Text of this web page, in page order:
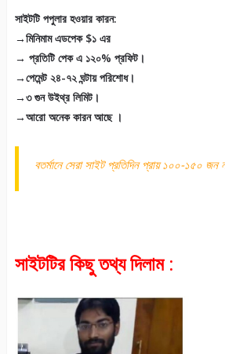
সাইটটি পপুলার হওয়ার কারন:
→মিনিমাম এডপেক $১ এর
→ প্রতিটি পেক এ ১২০% প্রফিট।
→পেমেন্ট ২৪-৭২ ঘন্টায় পরিশোধ।
→৩ গুন উইথ্র লিমিট।
→আরো অনেক কারন আছে ।
বতর্মানে সেরা সাইট প্রতিদিন প্রায় ১০০-১৫০
সাইটটির কিছু তথ্য দিলাম :